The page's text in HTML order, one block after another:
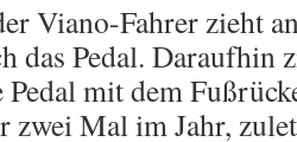
Viano-Fahrer zieht
das Pedal. Daraufhin
Pedal mit dem
zwei Mal im Jahr,